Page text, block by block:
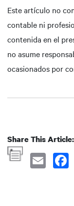
Este artículo no
contable ni
contenida en el
no asume
ocasionados por
Share This Article: